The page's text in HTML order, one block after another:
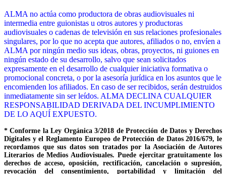
ALMA no actúa como productora de obras audiovisuales ni
intermedia entre guionistas u otros autores y productoras
audiovisuales o cadenas de televisión en sus relaciones profesionales
singulares, por lo que no acepta que autores, afiliados o no, envíen a
ALMA por ningún medio sus ideas, obras, proyectos, ni guiones en
ningún estado de su desarrollo, salvo que sean solicitados
expresamente en el desarrollo de cualquier iniciativa formativa o
promocional concreta, o por la asesoría jurídica en los asuntos que le
encomienden los afiliados. En caso de ser recibidos, serán destruidos
inmediatamente sin ser leídos. ALMA DECLINA CUALQUIER
RESPONSABILIDAD DERIVADA DEL INCUMPLIMIENTO
DE LO AQUÍ EXPUESTO.
* Conforme la Ley Orgánica 3/2018 de Protección de Datos y Derechos
Digitales y el Reglamento Europeo de Protección de Datos 2016/679, le
recordamos que sus datos son tratados por la Asociación de Autores
Literarios de Medios Audiovisuales. Puede ejercitar gratuitamente los
derechos de acceso, oposición, rectificación, cancelación o supresión,
revocación del consentimiento, portabilidad y limitación del